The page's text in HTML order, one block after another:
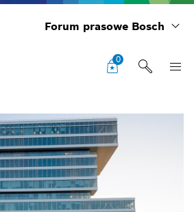
Forum prasowe Bosch
0